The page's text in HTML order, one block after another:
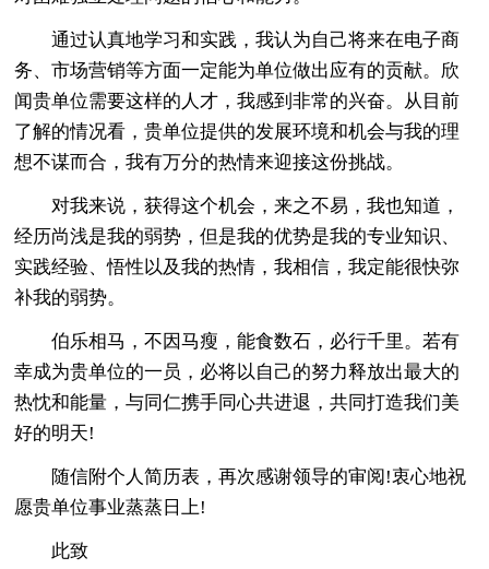
通过认真地学习和实践，我认为自己将来在电子商
务、市场营销等方面一定能为单位做出应有的贡献。欣
闻贵单位需要这样的人才，我感到非常的兴奋。从目前
了解的情况看，贵单位提供的发展环境和机会与我的理
想不谋而合，我有万分的热情来迎接这份挑战。
对我来说，获得这个机会，来之不易，我也知道，
经历尚浅是我的弱势，但是我的优势是我的专业知识、
实践经验、悟性以及我的热情，我相信，我定能很快弥
补我的弱势。
伯乐相马，不因马瘦，能食数石，必行千里。若有
幸成为贵单位的一员，必将以自己的努力释放出最大的
热忱和能量，与同仁携手同心共进退，共同打造我们美
好的明天!
随信附个人简历表，再次感谢领导的审阅!衷心地祝
愿贵单位事业蒸蒸日上!
此致